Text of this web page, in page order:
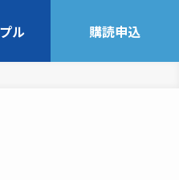
ル 購読申込